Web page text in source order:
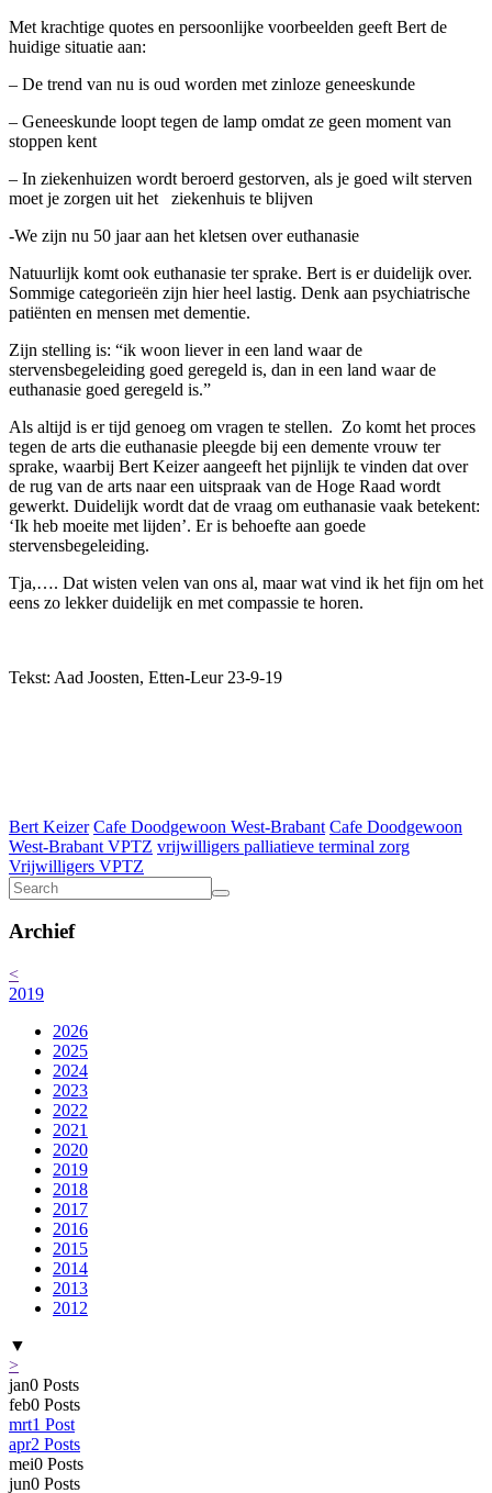
Met krachtige quotes en persoonlijke voorbeelden geeft Bert de
huidige situatie aan:
– De trend van nu is oud worden met zinloze geneeskunde
– Geneeskunde loopt tegen de lamp omdat ze geen moment van
stoppen kent
– In ziekenhuizen wordt beroerd gestorven, als je goed wilt sterven
moet je zorgen uit het ziekenhuis te blijven
-We zijn nu 50 jaar aan het kletsen over euthanasie
Natuurlijk komt ook euthanasie ter sprake. Bert is er duidelijk over.
Sommige categorieën zijn hier heel lastig. Denk aan psychiatrische
patiënten en mensen met dementie.
Zijn stelling is: “ik woon liever in een land waar de
stervensbegeleiding goed geregeld is, dan in een land waar de
euthanasie goed geregeld is.”
Als altijd is er tijd genoeg om vragen te stellen. Zo komt het proces
tegen de arts die euthanasie pleegde bij een demente vrouw ter
sprake, waarbij Bert Keizer aangeeft het pijnlijk te vinden dat over
de rug van de arts naar een uitspraak van de Hoge Raad wordt
gewerkt. Duidelijk wordt dat de vraag om euthanasie vaak betekent:
‘Ik heb moeite met lijden’. Er is behoefte aan goede
stervensbegeleiding.
Tja,…. Dat wisten velen van ons al, maar wat vind ik het fijn om het
eens zo lekker duidelijk en met compassie te horen.
Tekst: Aad Joosten, Etten-Leur 23-9-19
Bert Keizer Cafe Doodgewoon West-Brabant Cafe Doodgewoon
West-Brabant VPTZ vrijwilligers palliatieve terminal zorg
Vrijwilligers VPTZ
Archief
<
2019
2026
2025
2024
2023
2022
2021
2020
2019
2018
2017
2016
2015
2014
2013
2012
▼
>
jan0 Posts
feb0 Posts
mrt1 Post
apr2 Posts
mei0 Posts
jun0 Posts